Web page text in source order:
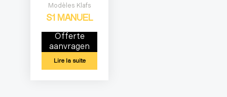
Modèles Klafs
S1 MANUEL
Offerte
aanvragen
Lire la suite